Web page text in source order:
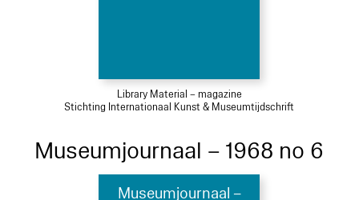
Library Material – magazine
Stichting Internationaal Kunst & Museumtijdschrift
Museumjournaal – 1968 no 6
Museumjournaal –